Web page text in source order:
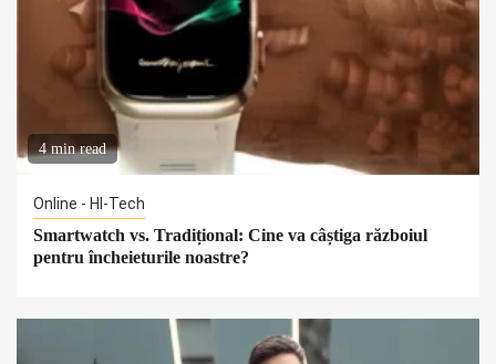
4 min read
Online - HI-Tech
Smartwatch vs. Tradițional: Cine va câștiga războiul
pentru încheieturile noastre?